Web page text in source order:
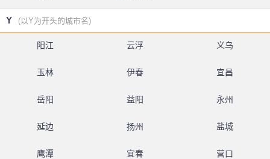
Y (以Y为开头的城市名)
阳江 云浮 义乌
玉林 伊春 宜昌
岳阳 益阳 永州
延边 扬州 盐城
鹰潭 宜春 营口